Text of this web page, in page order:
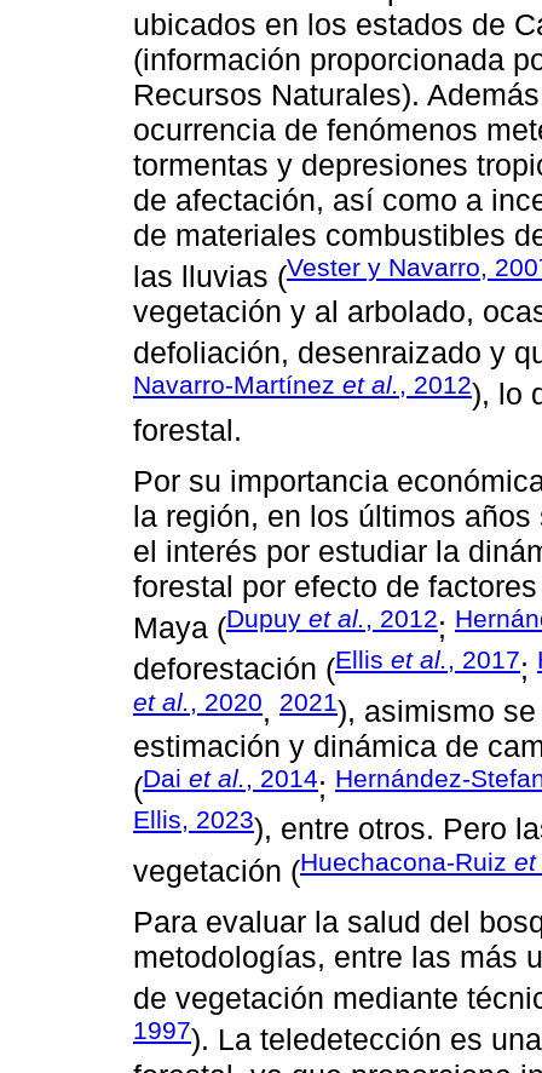
ubicados en los estados de
(información proporcionada
Recursos Naturales).
ocurrencia de fenómenos
tormentas y depresiones
de afectación, así como a
de materiales combustibles
las lluvias (Vester y Navarro,
vegetación y al arbolado,
defoliación, desenraizado y
Navarro-Martínez et al., 2012), lo
forestal.
Por su importancia
la región, en los últimos
el interés por estudiar la
forestal por efecto de
Maya (Dupuy et al., 2012;
deforestación (Ellis et al., 2017;
et al., 2020, 2021), asimismo
estimación y dinámica de
(Dai et al., 2014; Hernández-
Ellis, 2023), entre otros. Pero
vegetación (Huechacona-Ruiz et
Para evaluar la salud del
metodologías, entre las más
de vegetación mediante
1997). La teledetección es